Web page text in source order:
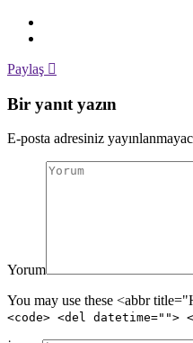
Paylaş
Bir yanıt yazın
E-posta adresiniz
Yorum
You may use these <abbr
<code> <del datetime="">